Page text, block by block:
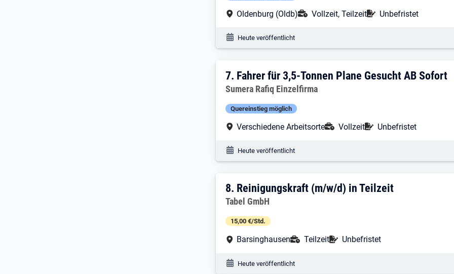
Arbeitsort:
Oldenburg (Oldb) Anstellungsart:
Vollzeit, Teilzeit Befristung:
Unbefristet
Veröffentlichungsdatum:
Heute veröffentlicht
7. Ergebnis: Fahrer für 3,5-Tonnen Plane
7. Fahrer für 3,5-Tonnen Plane Gesucht AB Sofort
Arbeitgeber:
Sumera Rafiq Einzelfirma
Quereinstieg möglich
Arbeitsort:
Verschiedene Arbeitsorte Anstellungsart:
Vollzeit Befristung:
Unbefristet
Veröffentlichungsdatum:
Heute veröffentlicht
8. Ergebnis: Reinigungskraft (m/w/d) in
8. Reinigungskraft (m/w/d) in Teilzeit
Arbeitgeber:
Tabel GmbH
15,00 €/Std.
Arbeitsort:
Barsinghausen Anstellungsart:
Teilzeit Befristung:
Unbefristet
Veröffentlichungsdatum:
Heute veröffentlicht